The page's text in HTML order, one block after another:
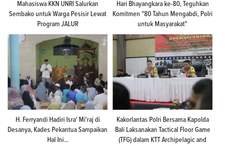
Mahasiswa KKN UNRI Salurkan
Sembako untuk Warga Pesisir Lewat
Program JALUR
Hari Bhayangkara ke-80, Teguhkan
Komitmen "80 Tahun Mengabdi, Polri
untuk Masyarakat"
H. Ferryandi Hadiri Isra' Mi'raj di
Desanya, Kades Pekantua Sampaikan
Hal Ini...
Kakorlantas Polri Bersama Kapolda
Bali Laksanakan Tactical Floor Game
(TFG) dalam KTT Archipelagic and